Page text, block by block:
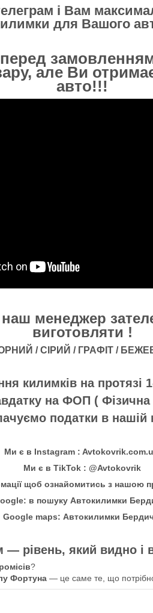
і Вам
для Вашого
але Ви
авто!!!
менеджер
виготовляти !
/ СІРИЙ / ГРАФІТ /
килимків на протязі
на ФОП ( Фізична
податки в нашій
Ми є в Instagram :
Ми є в TikTok : @Avtokovrik
щоб ознайомитись з нашою
в пошуку Автокилимки
Google maps: Автокилимки
рівень, який видно і
?
Фортуна — це саме те, що